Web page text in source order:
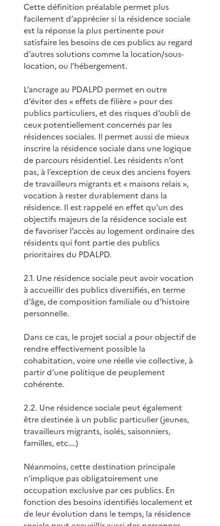
Cette définition préalable permet plus
facilement d’apprécier si la résidence sociale
est la réponse la plus pertinente pour
satisfaire les besoins de ces publics au regard
d’autres solutions comme la location/sous-
location, ou l’hébergement.
L’ancrage au PDALPD permet en outre
d’éviter des « effets de filière » pour des
publics particuliers, et des risques d’oubli de
ceux potentiellement concernés par les
résidences sociales. Il permet aussi de mieux
inscrire la résidence sociale dans une logique
de parcours résidentiel. Les résidents n’ont
pas, à l’exception de ceux des anciens foyers
de travailleurs migrants et « maisons relais »,
vocation à rester durablement dans la
résidence. Il est rappelé en effet qu’un des
objectifs majeurs de la résidence sociale est
de favoriser l’accès au logement ordinaire des
résidents qui font partie des publics
prioritaires du PDALPD.
2.1. Une résidence sociale peut avoir vocation
à accueillir des publics diversifiés, en terme
d’âge, de composition familiale ou d’histoire
personnelle.
Dans ce cas, le projet social a pour objectif de
rendre effectivement possible la
cohabitation, voire une réelle vie collective, à
partir d’une politique de peuplement
cohérente.
2.2. Une résidence sociale peut également
être destinée à un public particulier (jeunes,
travailleurs migrants, isolés, saisonniers,
familles, etc….)
Néanmoins, cette destination principale
n’implique pas obligatoirement une
occupation exclusive par ces publics. En
fonction des besoins identifiés localement et
de leur évolution dans le temps, la résidence